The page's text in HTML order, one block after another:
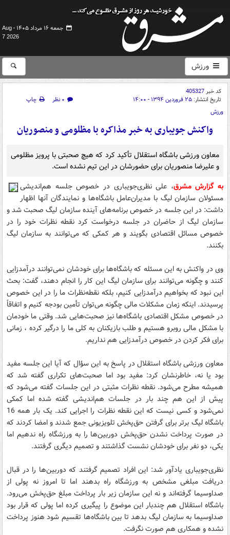
جمعه ۱۶ مرداد ۱۴۰۵ -
Aug
7 2026
ورزش
کد خبر405327
تاریخ انتشار: ۲۵ فروردین ۱۳۹۴ - ۱۴:۰۰ ۰ نظر
چاپ
ورزش
واکنش جویباری به خبر مذاکره با مظلومی و منصوریان
معاون ورزشی باشگاه استقلال تأکید کرد که هیچ صحبتی با پرویز مظلومی
و علیرضا منصوریان برای حضورشان در این تیم نشده است.
به گزارش مشرق، علی نظری‌جویباری در خصوص جلسه هم‌اندیشی
مسئولان سازمان لیگ با مدیران‌عامل باشگاه‌ها و نمایندگان آنها اظهار
داشت: در این جلسه در خصوص برنامه‌های آینده سازمان لیگ صحبت شد و
سازمان لیگ از حاضران در جلسه درخواست کرد نقطه نظرات خود را در
خصوص مسائل اقتصادی بگویند و هر کمکی که می‌توانند به سازمان لیگ
بکنند.
وی در واکنش به این مسئله که باشگاه‌ها برای خودشان نمی‌توانند درآمدزایی
کنند و چگونه می‌توانند برای سازمان لیگ این کار را انجام دهند، گفت: بحث
این نبود که بخواهیم درآمدزایی کنیم، بلکه نقطه‌نظرات ما را در این خصوص
پرسیدند. اینکه زمان مشکلات مالی چگونه می‌توان تأمین بودجه کنیم و اتفاقاً
در خصوص مشکل اقتصادی باشگاه‌ها نیز صحبت‌هایی شد. وقتی ما خودمان
با مشکل مالی روبرو هستیم و طلب بازیکنان به کلی ما را درگیر کرده ، زمانی
برای فکر کردن در خصوص درآمدزایی هم نداریم.
معاون ورزشی باشگاه استقلال در پاسخ به این سؤال که آیا این جلسه مفید
بود یا نه، خاطرنشان کرد: مفید بود اما صحبت‌های تکراری گفته شد که
همیشه مطرح می‌شود. نقطه نظرات مثبتی در این جلسات گفته می‌شود که
پیش از این هم چند بار در جلسات هم‌اندیشی گفته شده اما کمکی
نمی‌شود و کسی نیست که این نقطه‌ نظرات را اجرایی کند. یک بار همه 16
باشگاه لیگ برتر برای گرفتن حق‌پخش تلویزیونی جمع شدند و امضا کردند که
در صورت پرداخت نشدن حق‌پخش دوربین‌ها را به ورزشگاه راه ندهیم اما
یکی، دو نفر برای خودشان نشست گذاشتند و تصمیم دیگری گرفتند.
نظری‌جویباری یادآور شد: این افراد تصمیم گرفتند که دوربین‌ها را در قبال
دریافت مبلغی مشخص به ورزشگاه راه بدهند اما تا امروز نه پولی از
صداوسیما گرفته‌اند و نه این سازمان زیر بار پرداخت مبلغ حق‌پخش می‌رود.
باشگاه استقلال هم چندبار این موضوع را پیگیری کرده اما پولی که قرار بود
صداوسیما به سازمان لیگ بدهد تا بین باشگاه‌ها تقسیم شود هنوز پرداخت
نشده و همکاری هم صورت نگرفت.